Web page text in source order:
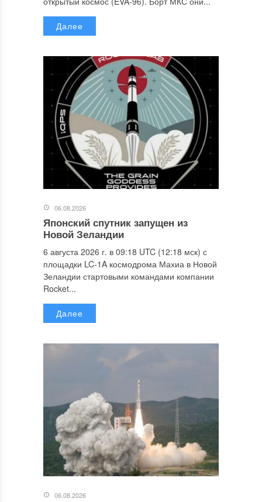
Далее
06.08.2026
Японский спутник запущен из
Новой Зеландии
6 августа 2026 г. в 09:18 UTC (12:18 мск) с
площадки LC-1A космодрома Махиа в Новой
Зеландии стартовыми командами компании
Rocket...
Далее
06.08.2026